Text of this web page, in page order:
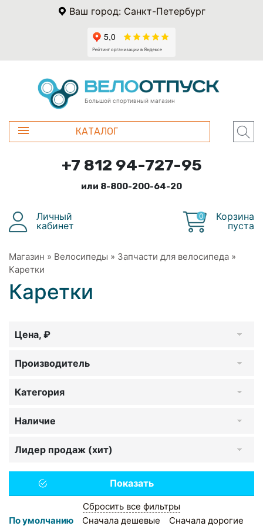
Ваш город: Санкт-Петербург
Большой спортивный магазин
КАТАЛОГ
+7 812 94-727-95
или 8-800-200-64-20
Личный
кабинет
0
Корзина
пуста
Магазин » Велосипеды » Запчасти для велосипеда »
Каретки
Каретки
Цена, ₽
Производитель
Категория
Наличие
Лидер продаж (хит)
Сбросить все фильтры
По умолчанию
Сначала дешевые Сначала дорогие